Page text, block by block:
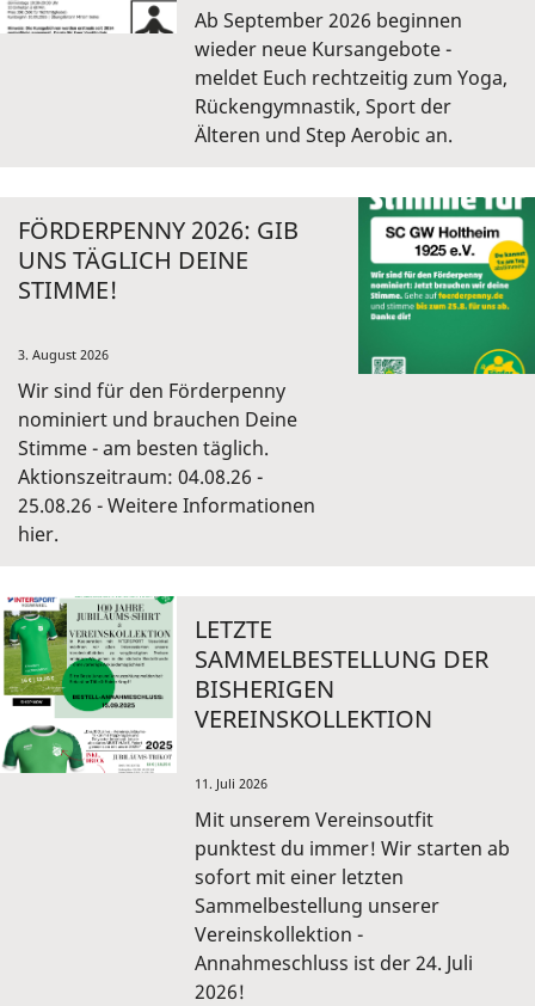
Ab September 2026 beginnen
wieder neue Kursangebote -
meldet Euch rechtzeitig zum Yoga,
Rückengymnastik, Sport der
Älteren und Step Aerobic an.
FÖRDERPENNY 2026: GIB
UNS TÄGLICH DEINE
STIMME!
3. August 2026
Wir sind für den Förderpenny
nominiert und brauchen Deine
Stimme - am besten täglich.
Aktionszeitraum: 04.08.26 -
25.08.26 - Weitere Informationen
hier.
LETZTE
SAMMELBESTELLUNG DER
BISHERIGEN
VEREINSKOLLEKTION
11. Juli 2026
Mit unserem Vereinsoutfit
punktest du immer! Wir starten ab
sofort mit einer letzten
Sammelbestellung unserer
Vereinskollektion -
Annahmeschluss ist der 24. Juli
2026!